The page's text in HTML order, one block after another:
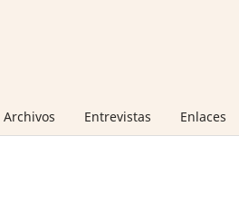
Archivos Entrevistas Enlaces